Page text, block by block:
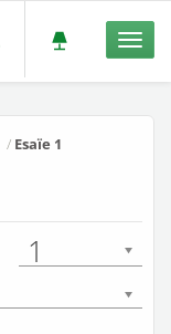
/ Esaïe 1
1